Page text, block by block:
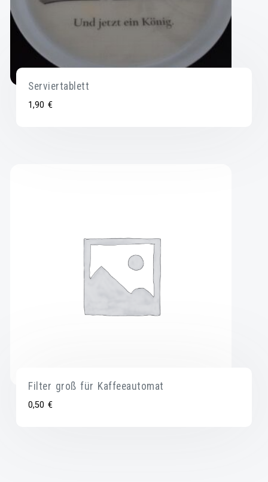
Serviertablett
1,90€
Filter groß für Kaffeeautomat
0,50€